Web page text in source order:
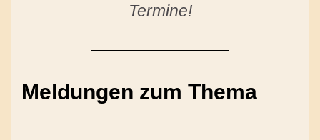
Termine!
Meldungen zum Thema